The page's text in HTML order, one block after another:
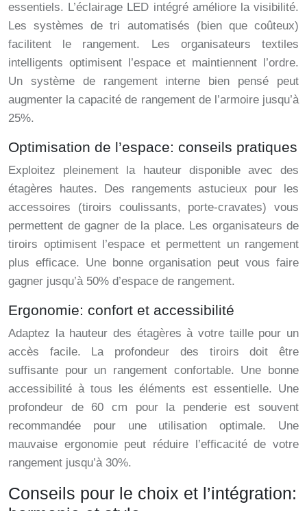
essentiels. L’éclairage LED intégré améliore la visibilité.
Les systèmes de tri automatisés (bien que coûteux)
facilitent le rangement. Les organisateurs textiles
intelligents optimisent l’espace et maintiennent l’ordre.
Un système de rangement interne bien pensé peut
augmenter la capacité de rangement de l’armoire jusqu’à
25%.
Optimisation de l’espace: conseils pratiques
Exploitez pleinement la hauteur disponible avec des
étagères hautes. Des rangements astucieux pour les
accessoires (tiroirs coulissants, porte-cravates) vous
permettent de gagner de la place. Les organisateurs de
tiroirs optimisent l’espace et permettent un rangement
plus efficace. Une bonne organisation peut vous faire
gagner jusqu’à 50% d’espace de rangement.
Ergonomie: confort et accessibilité
Adaptez la hauteur des étagères à votre taille pour un
accès facile. La profondeur des tiroirs doit être
suffisante pour un rangement confortable. Une bonne
accessibilité à tous les éléments est essentielle. Une
profondeur de 60 cm pour la penderie est souvent
recommandée pour une utilisation optimale. Une
mauvaise ergonomie peut réduire l’efficacité de votre
rangement jusqu’à 30%.
Conseils pour le choix et l’intégration: